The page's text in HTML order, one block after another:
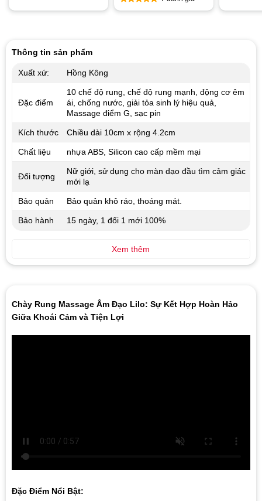
hạng5.00
Được xếp
5 sao
Chày Rung Massage Âm Đạo Lilo: Sự Kết Hợp Hoàn Hảo
Giữa Khoái Cảm và Tiện Lợi
Đặc Điểm Nổi Bật:
Thông tin sản phẩm
Xuất xứ: Hồng Kông
Đặc điểm
10 chế độ rung, chế độ rung mạnh, động cơ êm
ái, chống nước, giải tỏa sinh lý hiệu quả,
Massage điểm G, sạc pin
Kích thước Chiều dài 10cm x rộng 4.2cm
Chất liệu nhựa ABS, Silicon cao cấp mềm mại
Đối tượng
Nữ giới, sử dụng cho màn dạo đầu tìm cảm giác
mới lạ
Bảo quản Bảo quản khô ráo, thoáng mát.
Bảo hành 15 ngày, 1 đổi 1 mới 100%
Xem thêm